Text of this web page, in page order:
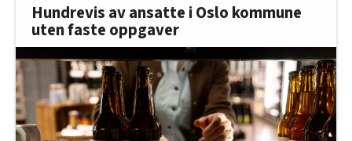
Hundrevis av ansatte i Oslo kommune
uten faste oppgaver